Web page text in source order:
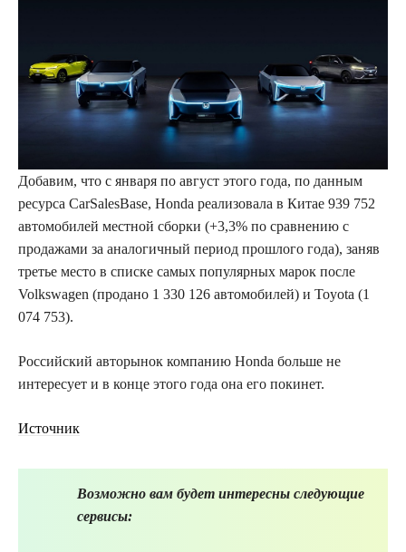
Добавим, что с января по август этого года, по данным
ресурса CarSalesBase, Honda реализовала в Китае 939 752
автомобилей местной сборки (+3,3% по сравнению с
продажами за аналогичный период прошлого года), заняв
третье место в списке самых популярных марок после
Volkswagen (продано 1 330 126 автомобилей) и Toyota (1
074 753).
Российский авторынок компанию Honda больше не
интересует и в конце этого года она его покинет.
Источник
Возможно вам будет интересны следующие
сервисы: